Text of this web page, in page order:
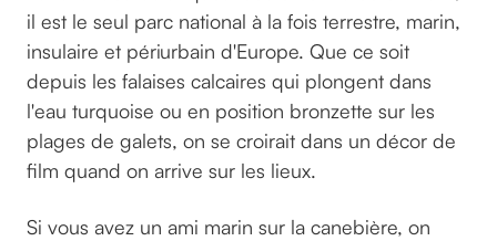
il est le seul parc national à la fois terrestre, marin,
insulaire et périurbain d'Europe. Que ce soit
depuis les falaises calcaires qui plongent dans
l'eau turquoise ou en position bronzette sur les
plages de galets, on se croirait dans un décor de
film quand on arrive sur les lieux.
Si vous avez un ami marin sur la canebière, on